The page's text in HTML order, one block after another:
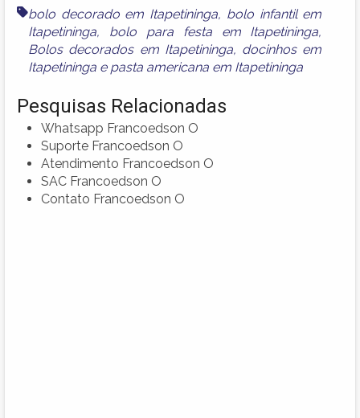
bolo decorado em Itapetininga, bolo infantil em
Itapetininga, bolo para festa em Itapetininga,
Bolos decorados em Itapetininga, docinhos em
Itapetininga e pasta americana em Itapetininga
Pesquisas Relacionadas
Whatsapp Francoedson O
Suporte Francoedson O
Atendimento Francoedson O
SAC Francoedson O
Contato Francoedson O